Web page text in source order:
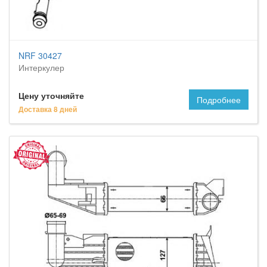
NRF 30427
Интеркулер
Цену уточняйте
Доставка 8 дней
Подробнее